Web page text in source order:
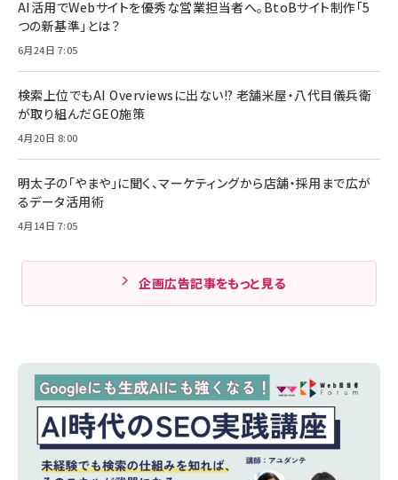
AI活用でWebサイトを優秀な営業担当者へ。BtoBサイト制作「5
つの新基準」とは？
6月24日 7:05
検索上位でもAI Overviewsに出ない!? 老舗米屋・八代目儀兵衛
が取り組んだGEO施策
4月20日 8:00
明太子の「やまや」に聞く、マーケティングから店舗・採用まで広が
るデータ活用術
4月14日 7:05
企画広告記事をもっと見る